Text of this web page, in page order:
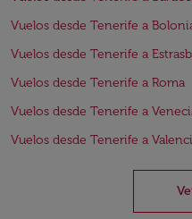
Vuelos desde Tenerife a
Vuelos desde Tenerife a
Vuelos desde Tenerife a Roma
Vuelos desde Tenerife a
Vuelos desde Tenerife a